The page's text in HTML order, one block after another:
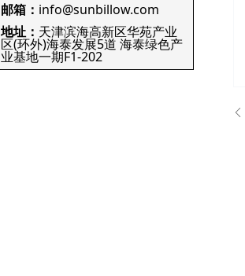
ꄴ
邮箱： info@sunbillow.com
地址： 天津滨海高新区华苑产业
区(环外)海泰发展5道 海泰绿色产
业基地一期F1-202